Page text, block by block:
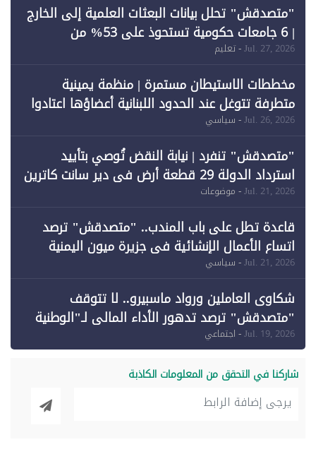
"متصدقش" تحلل بيانات البعثات العلمية إلى الخارج
| 6 جامعات حكومية تستحوذ على 53% من
Jul. 27, 2026- تعليم
مخططات الاستيطان مستمرة | منظمة يمينية
متطرفة تتوغل عند الحدود اللبنانية أعضاؤها اعتادوا
خرق الحدود
Jul. 26, 2026- سياسي
"متصدقش" تنفرد | نيابة النقض تُوصي بتأييد
استرداد الدولة 29 قطعة أرض في دير سانت كاترين
وقبول طعن الحكومة جزئيًا (1)
Jul. 21, 2026- موضوعات
قاعدة تطل على باب المندب.. "متصدقش" ترصد
اتساع الأعمال الإنشائية في جزيرة ميون اليمنية
Jul. 21, 2026- سياسي
شكاوى العاملين ورواد ماسبيرو.. لا تتوقف
"متصدقش" ترصد تدهور الأداء المالي لـ"الوطنية
للإعلام"
Jul. 19, 2026- اجتماعي
شاركنا في التحقق من المعلومات الكاذبة